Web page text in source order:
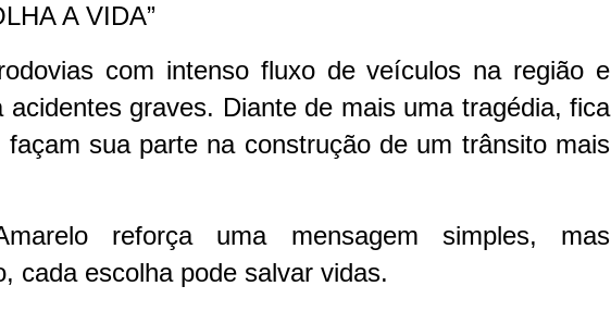
A VIDA”
com intenso fluxo de veículos na região e
acidentes graves. Diante de mais uma tragédia, fica
sua parte na construção de um trânsito mais
reforça uma mensagem simples, mas
cada escolha pode salvar vidas.